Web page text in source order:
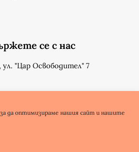
да оптимизираме нашия сайт и нашите
се с нас
"Цар Освободител" 7